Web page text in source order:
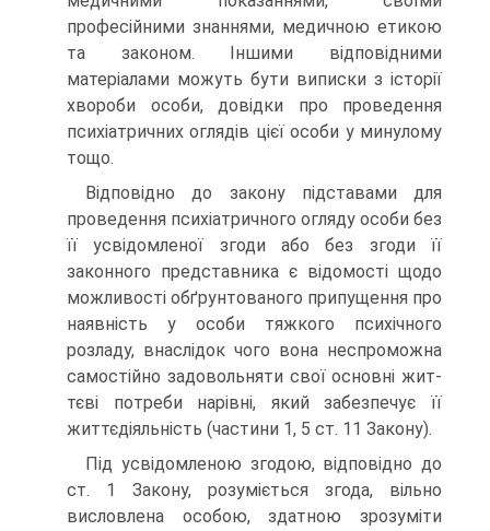
професійними знаннями, медичною етикою
та законом. Іншими відповідними
матеріалами можуть бути виписки з історії
хвороби особи, довідки про проведення
психіатрич­них оглядів цієї особи у минулому
тощо.
Відповідно до закону підставами для
проведення психіатричного огляду особи без
її усвідомленої згоди або без згоди її
законного представника є відомості щодо
можливості обґрунтованого припу­щення про
наявність у особи тяжкого психічного
розладу, внаслідок чого вона неспроможна
самостійно задовольняти свої основні жит­
тєві потреби нарівні, який забезпечує її
життєдіяльність (частини 1, 5 ст. 11 Закону).
Під усвідомленою згодою, відповідно до
ст. 1 Закону, розуміється згода, вільно
висловлена особою, здатною зрозуміти